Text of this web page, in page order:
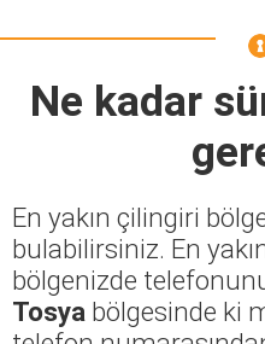
Ne kadar
En yakın çilingiri
bulabilirsiniz. En
bölgenizde
Tosya bölgesinde ki